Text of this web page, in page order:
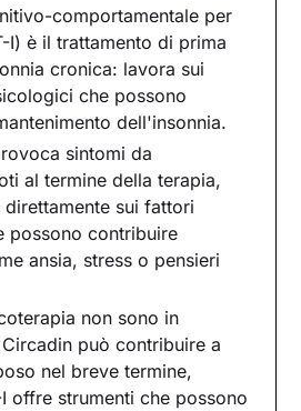
comportamentale per
I) è il trattamento di prima
cronica: lavora sui
che possono
dell'insonnia.
sintomi da
al termine della terapia,
direttamente sui fattori
possono contribuire
ansia, stress o pensieri
non sono in
può contribuire a
nel breve termine,
offre strumenti che possono